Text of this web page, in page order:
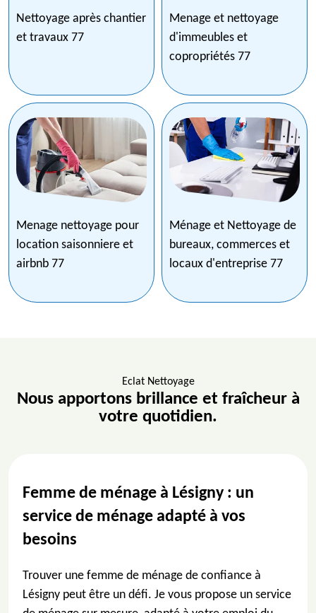
Nettoyage après chantier
et travaux 77
Menage et nettoyage
d'immeubles et
copropriétés 77
Menage nettoyage pour
location saisonniere et
airbnb 77
Ménage et Nettoyage de
bureaux, commerces et
locaux d'entreprise 77
Eclat Nettoyage
Nous apportons brillance et fraîcheur à
votre quotidien.
Femme de ménage à Lésigny : un
service de ménage adapté à vos
besoins
Trouver une femme de ménage de confiance à
Lésigny peut être un défi. Je vous propose un service